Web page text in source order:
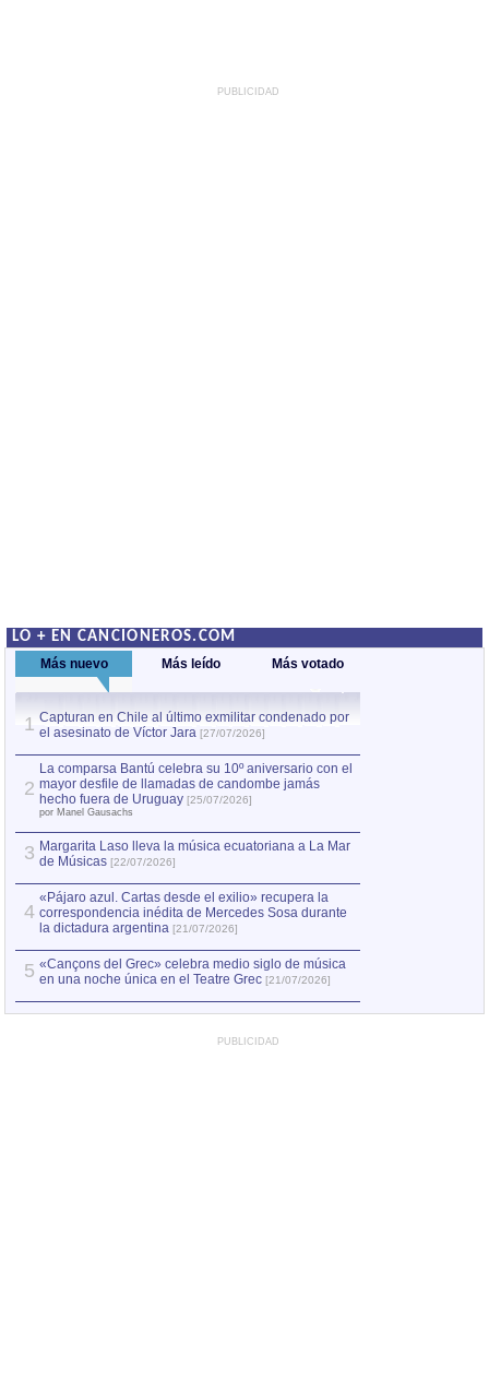
PUBLICIDAD
LO + EN CANCIONEROS.COM
Más nuevo Más leído Más votado
1 Capturan en Chile al último exmilitar condenado por
el asesinato de Víctor Jara [27/07/2026]
2
La comparsa Bantú celebra su 10º aniversario con el
mayor desfile de llamadas de candombe jamás
hecho fuera de Uruguay [25/07/2026]
por Manel Gausachs
3 Margarita Laso lleva la música ecuatoriana a La Mar
de Músicas [22/07/2026]
4
«Pájaro azul. Cartas desde el exilio» recupera la
correspondencia inédita de Mercedes Sosa durante
la dictadura argentina [21/07/2026]
5 «Cançons del Grec» celebra medio siglo de música
en una noche única en el Teatre Grec [21/07/2026]
PUBLICIDAD